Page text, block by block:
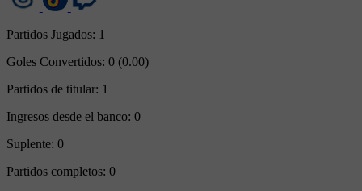
Partidos Jugados: 1
Goles Convertidos: 0 (0.00)
Partidos de titular: 1
Ingresos desde el banco: 0
Suplente: 0
Partidos completos: 0